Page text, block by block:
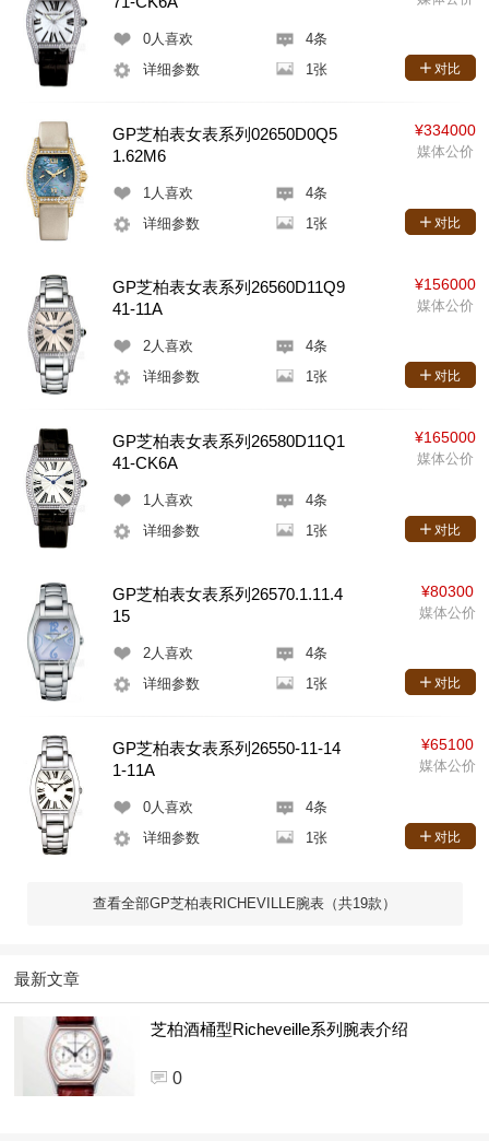
0人喜欢
4条
详细参数
1张 对比
GP芝柏表女表系列02650D0Q5
1.62M6
1 人喜欢
4条
详细参数
1张
¥334000
媒体公价
对比
GP芝柏表女表系列26560D11Q9
41-11A
2人喜欢
4条
详细参数
1张
¥156000
媒体公价
对比
GP芝柏表女表系列26580D11Q1
41-CK6A
1 人喜欢
4条
详细参数
1张
¥165000
媒体公价
对比
GP芝柏表女表系列26570.1.11.4
15
2人喜欢
4条
详细参数
1张
¥80300
媒体公价
对比
GP芝柏表女表系列26550-11-14
1-11A
0人喜欢
4条
详细参数
1张
¥65100
媒体公价
对比
查看全部GP芝柏表RICHEVILLE腕表（共19款）
最新文章
芝柏酒桶型Richeveille系列腕表介绍
0